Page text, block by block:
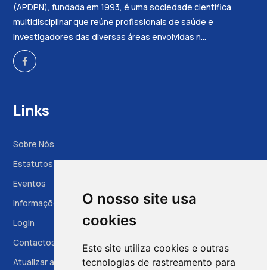
O nosso site usa
cookies
Este site utiliza cookies e outras
tecnologias de rastreamento para
(APDPN), fundada em 1993, é uma sociedade científica
multidisciplinar que reúne profissionais de saúde e
investigadores das diversas áreas envolvidas n...
Links
Sobre Nós
Estatutos
Eventos
Informações à Grávida
Login
Contactos
Atualizar as preferências das cookies